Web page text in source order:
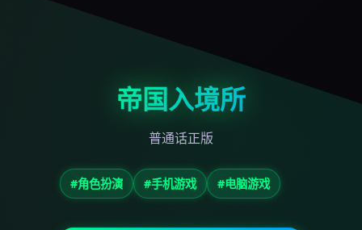
帝国入境所
普通话正版
#角色扮演 #手机游戏 #电脑游戏